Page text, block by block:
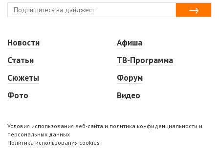
Новости
Статьи
Сюжеты
Фото
Афиша
ТВ-Программа
Форум
Видео
Условия использования веб-сайта и политика конфиденциальности и
персональных данных
Политика использования cookies